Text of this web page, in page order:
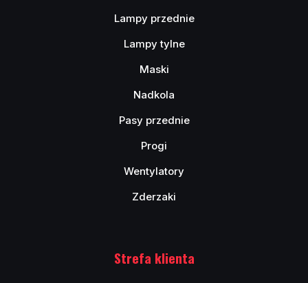
Lampy przednie
Lampy tylne
Maski
Nadkola
Pasy przednie
Progi
Wentylatory
Zderzaki
Strefa klienta